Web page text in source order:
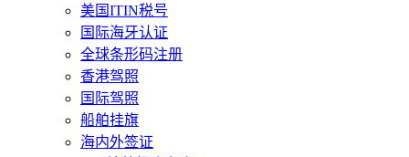
美国ITIN税号
国际海牙认证
全球条形码注册
香港驾照
国际驾照
船舶挂旗
海内外签证